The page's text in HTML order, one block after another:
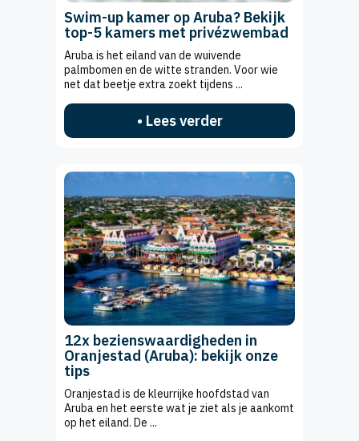
Swim-up kamer op Aruba? Bekijk
top-5 kamers met privézwembad
Aruba is het eiland van de wuivende
palmbomen en de witte stranden. Voor wie
net dat beetje extra zoekt tijdens ...
• Lees verder
12x bezienswaardigheden in
Oranjestad (Aruba): bekijk onze
tips
Oranjestad is de kleurrijke hoofdstad van
Aruba en het eerste wat je ziet als je aankomt
op het eiland. De ...